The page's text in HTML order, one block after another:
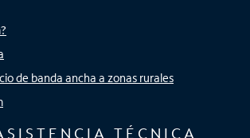
de banda ancha a zonas rurales
TÉCNICA